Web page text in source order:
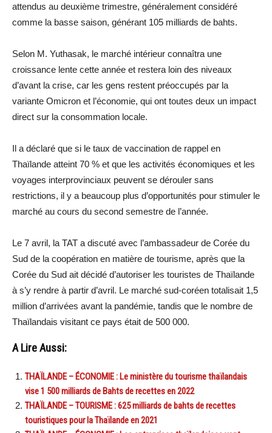
attendus au deuxième trimestre, généralement considéré
comme la basse saison, générant 105 milliards de bahts.
Selon M. Yuthasak, le marché intérieur connaîtra une
croissance lente cette année et restera loin des niveaux
d’avant la crise, car les gens restent préoccupés par la
variante Omicron et l’économie, qui ont toutes deux un impact
direct sur la consommation locale.
Il a déclaré que si le taux de vaccination de rappel en
Thaïlande atteint 70 % et que les activités économiques et les
voyages interprovinciaux peuvent se dérouler sans
restrictions, il y a beaucoup plus d’opportunités pour stimuler le
marché au cours du second semestre de l’année.
Le 7 avril, la TAT a discuté avec l’ambassadeur de Corée du
Sud de la coopération en matière de tourisme, après que la
Corée du Sud ait décidé d’autoriser les touristes de Thaïlande
à s’y rendre à partir d’avril. Le marché sud-coréen totalisait 1,5
million d’arrivées avant la pandémie, tandis que le nombre de
Thaïlandais visitant ce pays était de 500 000.
A Lire Aussi:
THAÏLANDE – ÉCONOMIE : Le ministère du tourisme thaïlandais
vise 1 500 milliards de Bahts de recettes en 2022
THAÏLANDE – TOURISME : 625 milliards de bahts de recettes
touristiques pour la Thaïlande en 2021